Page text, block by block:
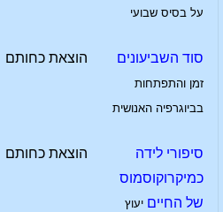
על בסיס שבועי
סוד השביעונים
זמן והתפתחות
בביוגרפיה האנושית
הוצאת כחותם
סיפורי לידה
כמיקרוקוסמוס
של החיים יעוץ
הוצאת כחותם